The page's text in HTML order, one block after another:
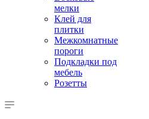
мелки
Клей для
плитки
Межкомнатные
пороги
Подкладки под
мебель
Розетты